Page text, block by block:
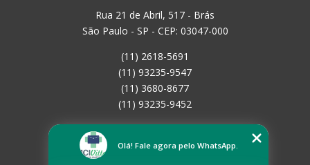
Rua 21 de Abril, 517 - Brás
São Paulo - SP - CEP: 03047-000
(11) 2618-5691
(11) 93235-9547
(11) 3680-8677
(11) 93235-9452
Empresa
Olá! Fale agora pelo WhatsApp.